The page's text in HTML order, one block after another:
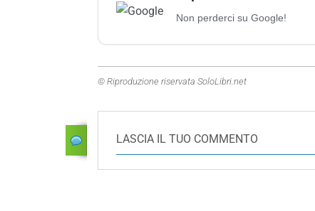
Non perderci su Google!
© Riproduzione riservata SoloLibri.net
LASCIA IL TUO COMMENTO